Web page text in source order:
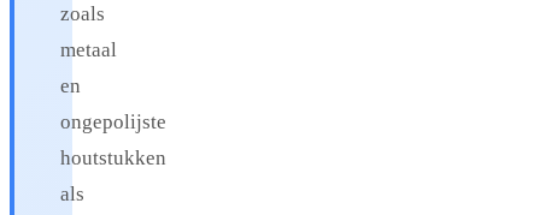
zoals
metaal
en
ongepolijste
houtstukken
als